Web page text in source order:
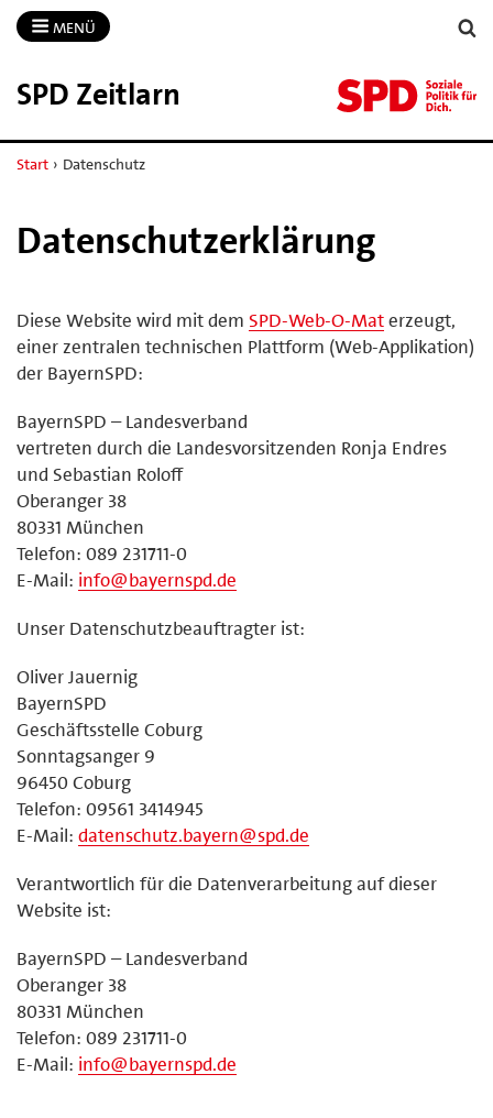
MENÜ
SPD Zeitlarn
Start › Datenschutz
Datenschutzerklärung
Diese Website wird mit dem SPD-Web-O-Materzeugt,
einer zentralen technischen Plattform (Web-Applikation)
der BayernSPD:
BayernSPD – Landesverband
vertreten durch die Landesvorsitzenden Ronja Endres
und Sebastian Roloff
Oberanger 38
80331 München
Telefon: 089 231711-0
E-Mail: info@bayernspd.de
Unser Datenschutzbeauftragter ist:
Oliver Jauernig
BayernSPD
Geschäftsstelle Coburg
Sonntagsanger 9
96450 Coburg
Telefon: 09561 3414945
E-Mail: datenschutz.bayern@spd.de
Verantwortlich für die Datenverarbeitung auf dieser
Website ist:
BayernSPD – Landesverband
Oberanger 38
80331 München
Telefon: 089 231711-0
E-Mail: info@bayernspd.de